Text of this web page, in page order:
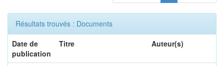
Résultats trouvés : Documents
Date de
publication
Titre Auteur(s)